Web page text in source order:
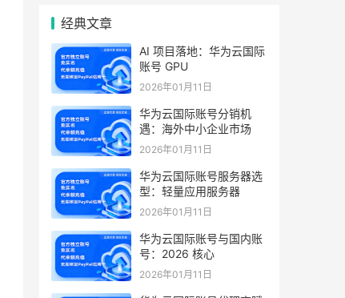
经典文章
AI 项目落地：华为云国际
账号 GPU
2026年01月11日
华为云国际账号分销机
遇：海外中小企业市场
2026年01月11日
华为云国际账号服务器选
型：轻量应用服务器
2026年01月11日
华为云国际账号与国内账
号：2026 核心
2026年01月11日